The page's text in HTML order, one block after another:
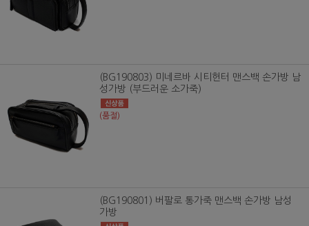
(BG190803) 미네르바 시티헌터 맨스백 손가방 남
성가방 (부드러운 소가죽)
(품절)
(BG190801) 버팔로 통가죽 맨스백 손가방 남성
가방